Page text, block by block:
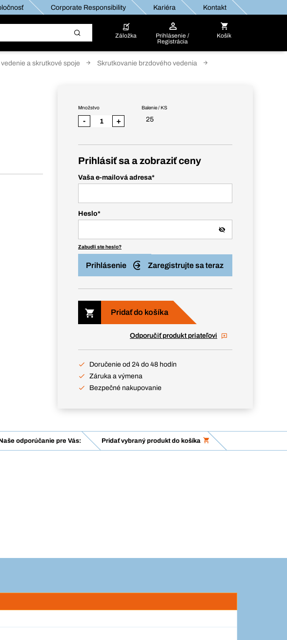
Corporate Responsibility Kariéra Kontakt
Záložka
Prihlásenie /
Registrácia
Košík
a skrutkové spoje
Skrutkovanie brzdového vedenia
Balenie / KS
25
Množstvo
- +
Prihlásiť sa a zobraziť ceny
Vaša e-mailová adresa*
Heslo*
Zabudli ste heslo?
Prihlásenie Zaregistrujte sa teraz
Pridať do košíka
Odporučiť produkt priateľovi
Doručenie od 24 do 48 hodín
Záruka a výmena
Bezpečné nakupovanie
Naše odporúčanie pre Vás: Pridať vybraný produkt do košíka